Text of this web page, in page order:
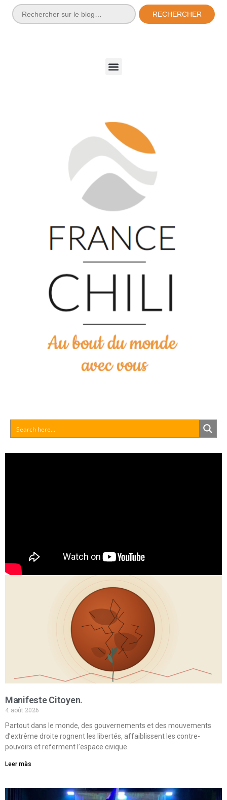
RECHERCHER
Manifeste Citoyen.
4 août 2026
Partout dans le monde, des gouvernements et des mouvements
d’extrême droite rognent les libertés, affaiblissent les contre-
pouvoirs et referment l’espace civique.
Leer màs